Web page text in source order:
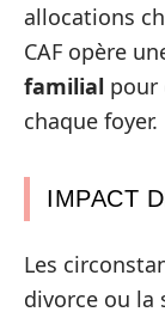
allocations
CAF opère
familial pour
chaque foyer.
IMPACT
Les
divorce ou la